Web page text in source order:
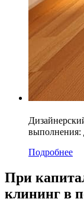
выполнения:
Подробнее
При
клининг в